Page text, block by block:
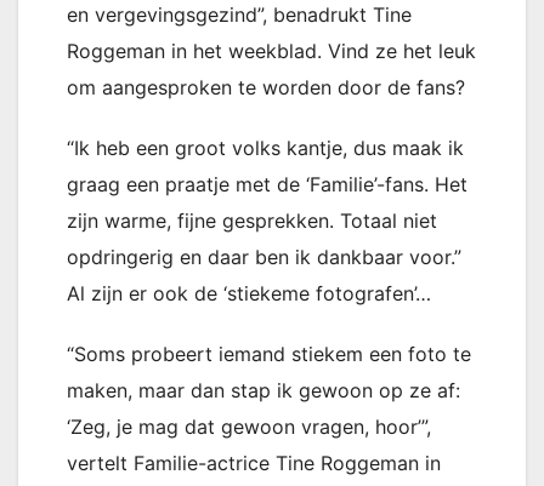
en vergevingsgezind”, benadrukt Tine
Roggeman in het weekblad. Vind ze het leuk
om aangesproken te worden door de fans?
“Ik heb een groot volks kantje, dus maak ik
graag een praatje met de ‘Familie’-fans. Het
zijn warme, fijne gesprekken. Totaal niet
opdringerig en daar ben ik dankbaar voor.”
Al zijn er ook de ‘stiekeme fotografen’…
“Soms probeert iemand stiekem een foto te
maken, maar dan stap ik gewoon op ze af:
‘Zeg, je mag dat gewoon vragen, hoor’”,
vertelt Familie-actrice Tine Roggeman in